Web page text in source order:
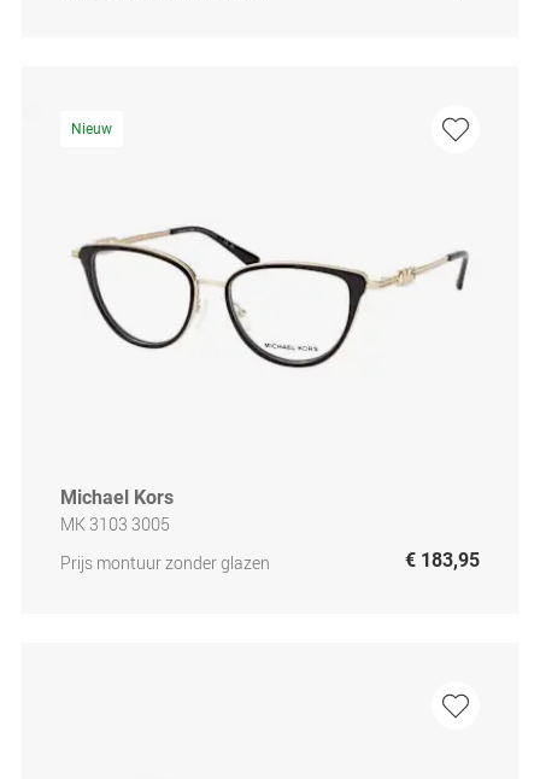
Nieuw
Michael Kors
MK 3103 3005
Prijs montuur zonder glazen
€ 183,95